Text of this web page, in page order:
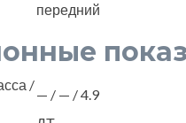
передний
/
— / — / 4.9